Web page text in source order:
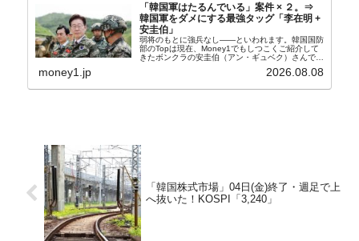
「韓国軍はたるんでいる」案件 × ２。⇒
韓国軍をダメにする最強タッグ「李在明 +
安圭伯」
弱将のもとに強兵なし――といわれます。韓国国防
部のTopは現在、Money1でもしつこくご紹介して
きたボンクラの安圭伯（アン・ギュベク）さんで
さんと「韓国初の文官上がり」の国防部長官安圭伯
money1.jp 2026.08.08
「韓国株式市場」04日(金)終了・週足で上
へ抜いた！KOSPI「3,240」